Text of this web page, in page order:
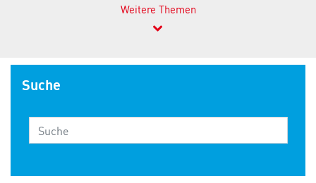
Weitere Themen
Suche